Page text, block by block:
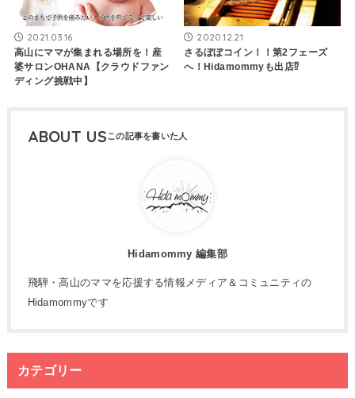
2021.03.16
高山にママが集まれる場所を！産
婆サロンOHANA【クラウドファン
ディング挑戦中】
2020.12.21
さるぼぼコイン！！第2フェーズ
へ！Hidamommyも出店⁉
ABOUT US
Hidamommy 編集部
飛騨・高山のママを応援する情報メディア＆コミュニティの
Hidamommyです
カテゴリー